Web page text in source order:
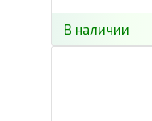
В наличии